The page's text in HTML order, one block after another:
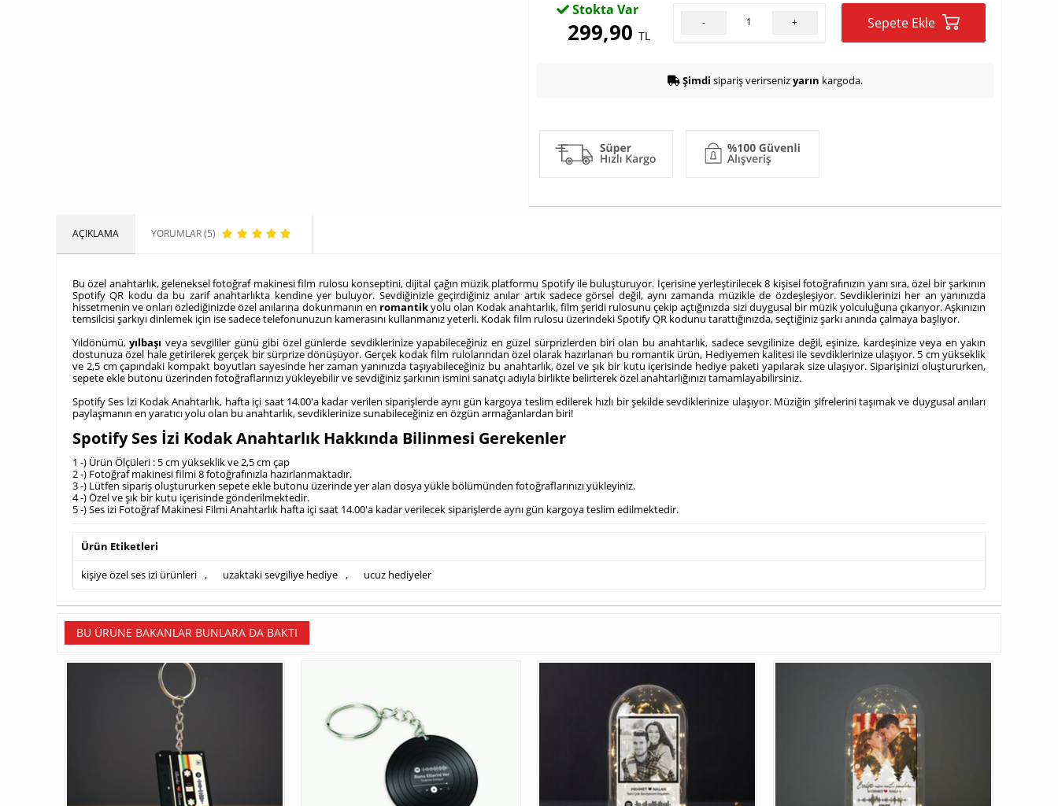
Stokta Var
299,90TL
- + Sepete Ekle
Şimdi sipariş verirsenizyarın kargoda.
AÇIKLAMA YORUMLAR (5)
Bu özel anahtarlık, geleneksel fotoğraf makinesi film rulosu konseptini, dijital çağın müzik platformu Spotify ile buluşturuyor. İçerisine yerleştirilecek 8 kişisel fotoğrafınızın yanı sıra, özel bir şarkının
Spotify QR kodu da bu zarif anahtarlıkta kendine yer buluyor. Sevdiğinizle geçirdiğiniz anılar artık sadece görsel değil, aynı zamanda müzikle de özdeşleşiyor. Sevdiklerinizi her an yanınızda
hissetmenin ve onları özlediğinizde özel anılarına dokunmanın en romantikyolu olan Kodak anahtarlık, film şeridi rulosunu çekip açtığınızda sizi duygusal bir müzik yolculuğuna çıkarıyor. Aşkınızın
temsilcisi şarkıyı dinlemek için ise sadece telefonunuzun kamerasını kullanmanız yeterli. Kodak film rulosu üzerindeki Spotify QR kodunu tarattığınızda, seçtiğiniz şarkı anında çalmaya başlıyor.
Yıldönümü,yılbaşı veya sevgililer günü gibi özel günlerde sevdiklerinize yapabileceğiniz en güzel sürprizlerden biri olan bu anahtarlık, sadece sevgilinize değil, eşinize, kardeşinize veya en yakın
dostunuza özel hale getirilerek gerçek bir sürprize dönüşüyor. Gerçek kodak film rulolarından özel olarak hazırlanan bu romantik ürün, Hediyemen kalitesi ile sevdiklerinize ulaşıyor. 5 cm yükseklik
ve 2,5 cm çapındaki kompakt boyutları sayesinde her zaman yanınızda taşıyabileceğiniz bu anahtarlık, özel ve şık bir kutu içerisinde hediye paketi yapılarak size ulaşıyor. Siparişinizi oluştururken,
sepete ekle butonu üzerinden fotoğraflarınızı yükleyebilir ve sevdiğiniz şarkının ismini sanatçı adıyla birlikte belirterek özel anahtarlığınızı tamamlayabilirsiniz.
Spotify Ses İzi Kodak Anahtarlık, hafta içi saat 14.00'a kadar verilen siparişlerde aynı gün kargoya teslim edilerek hızlı bir şekilde sevdiklerinize ulaşıyor. Müziğin şifrelerini taşımak ve duygusal anıları
paylaşmanın en yaratıcı yolu olan bu anahtarlık, sevdiklerinize sunabileceğiniz en özgün armağanlardan biri!
Spotify Ses İzi Kodak Anahtarlık Hakkında Bilinmesi Gerekenler
1 -) Ürün Ölçüleri : 5 cm yükseklik ve 2,5 cm çap
2 -) Fotoğraf makinesi filmi 8 fotoğrafınızla hazırlanmaktadır.
3 -) Lütfen sipariş oluştururken sepete ekle butonu üzerinde yer alan dosya yükle bölümünden fotoğraflarınızı yükleyiniz.
4 -) Özel ve şık bir kutu içerisinde gönderilmektedir.
5 -) Ses izi Fotoğraf Makinesi Filmi Anahtarlık hafta içi saat 14.00'a kadar verilecek siparişlerde aynı gün kargoya teslim edilmektedir.
Ürün Etiketleri
kişiye özel ses izi ürünleri , uzaktaki sevgiliye hediye , ucuz hediyeler
BU ÜRÜNE BAKANLAR BUNLARA DA BAKTI